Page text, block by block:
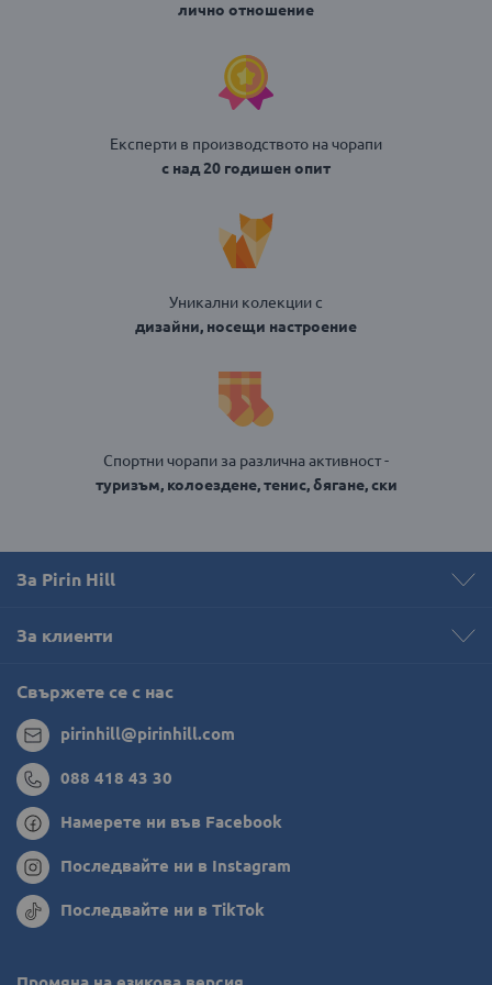
лично отношение
Експерти в производството на чорапи
с над 20 годишен опит
Уникални колекции с
дизайни, носещи настроение
Спортни чорапи за различна активност -
туризъм, колоездене, тенис, бягане, ски
За Pirin Hill
За клиенти
Свържете се с нас
pirinhill@pirinhill.com
088 418 43 30
Намерете ни във Facebook
Последвайте ни в Instagram
Последвайте ни в TikTok